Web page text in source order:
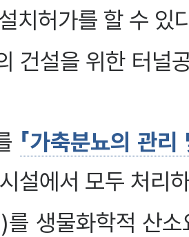
치허가를 할 수
건설을 위한 터널
「가축분뇨의 관
설에서 모두 처리
생물화학적 산